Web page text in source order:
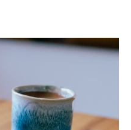
"Auf die
einsames und stilles
Feedback - wenn